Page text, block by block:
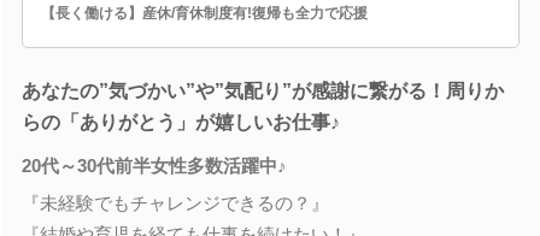
【長く働ける】産休/育休制度有!復帰も全力で応援
あなたの”気づかい”や”気配り”が感謝に繋がる！周りか
らの「ありがとう」が嬉しいお仕事♪
20代～30代前半女性多数活躍中♪
『未経験でもチャレンジできるの？』